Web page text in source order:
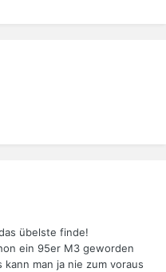
übelste finde!
ein 95er M3 geworden
man ja nie zum voraus